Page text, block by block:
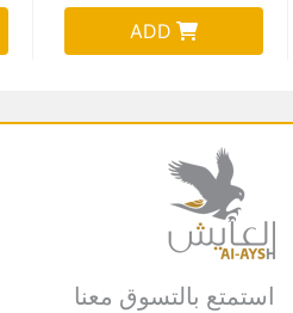
ADD
استمتع بالتسوق معنا